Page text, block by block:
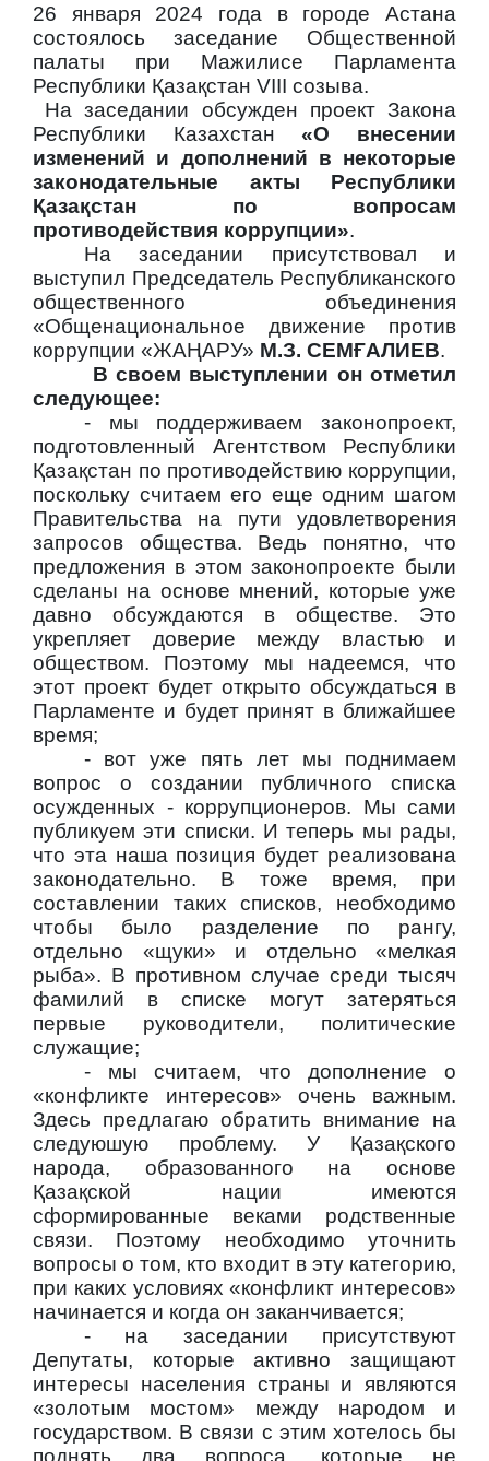
26 января 2024 года в городе Астана
состоялось заседание Общественной
палаты при Мажилисе Парламента
Республики Қазақстан VIII созыва.
На заседании обсужден проект Закона
Республики Казахстан«О внесении
изменений и дополнений в некоторые
законодательные акты Республики
Қазақстан по вопросам
противодействия коррупции».
На заседании присутствовал и
выступил Председатель Республиканского
общественного объединения
«Общенациональное движение против
коррупции «ЖАҢАРУ» М.З. СЕМҒАЛИЕВ.
В своем выступлении он отметил
следующее:
- мы поддерживаем законопроект,
подготовленный Агентством Республики
Қазақстан по противодействию коррупции,
поскольку считаем его еще одним шагом
Правительства на пути удовлетворения
запросов общества. Ведь понятно, что
предложения в этом законопроекте были
сделаны на основе мнений, которые уже
давно обсуждаются в обществе. Это
укрепляет доверие между властью и
обществом. Поэтому мы надеемся, что
этот проект будет открыто обсуждаться в
Парламенте и будет принят в ближайшее
время;
- вот уже пять лет мы поднимаем
вопрос о создании публичного списка
осужденных - коррупционеров. Мы сами
публикуем эти списки. И теперь мы рады,
что эта наша позиция будет реализована
законодательно. В тоже время, при
составлении таких списков, необходимо
чтобы было разделение по рангу,
отдельно «щуки» и отдельно «мелкая
рыба». В противном случае среди тысяч
фамилий в списке могут затеряться
первые руководители, политические
служащие;
- мы считаем, что дополнение о
«конфликте интересов» очень важным.
Здесь предлагаю обратить внимание на
следуюшую проблему. У Қазақского
народа, образованного на основе
Қазақской нации имеются
сформированные веками родственные
связи. Поэтому необходимо уточнить
вопросы о том, кто входит в эту категорию,
при каких условиях «конфликт интересов»
начинается и когда он заканчивается;
- на заседании присутствуют
Депутаты, которые активно защищают
интересы населения страны и являются
«золотым мостом» между народом и
государством. В связи с этим хотелось бы
поднять два вопроса, которые не